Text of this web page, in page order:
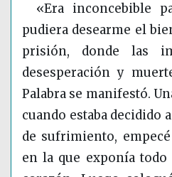
«Era inconcebible
pudiera desearme el
prisión, donde las
desesperación y
Palabra se manifestó.
cuando estaba decidido
de sufrimiento,
en la que exponía